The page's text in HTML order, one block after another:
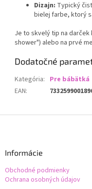
Dizajn: Typický
bielej farbe, ktorý
Je to skvelý tip na
shower") alebo na prvé
Dodatočné
Kategória: Pre bábätká
EAN:
Informácie
Obchodné podmienky
Ochrana osobných údajov